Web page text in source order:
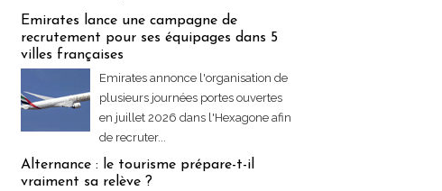
Emirates lance une campagne de
recrutement pour ses équipages dans 5
villes françaises
Emirates annonce l'organisation de
plusieurs journées portes ouvertes
en juillet 2026 dans l'Hexagone afin
de recruter...
Alternance : le tourisme prépare-t-il
vraiment sa relève ?